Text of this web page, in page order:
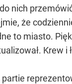
nich
że
to miasto.
Krew i
partie